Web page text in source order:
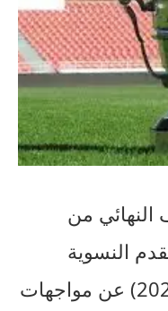
النهائي من
النسوية
عن مواجهات